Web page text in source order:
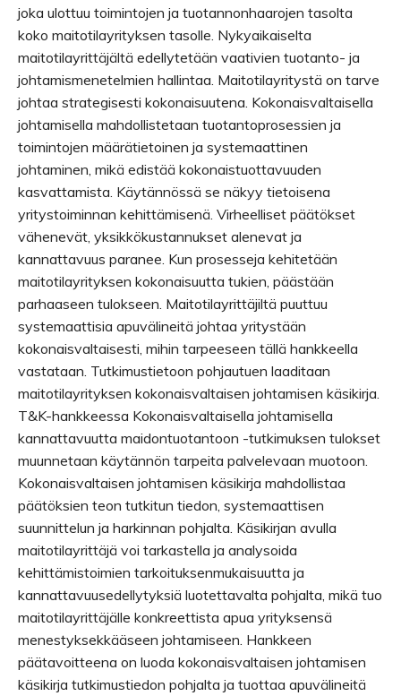
joka ulottuu toimintojen ja tuotannonhaarojen tasolta
koko maitotilayrityksen tasolle. Nykyaikaiselta
maitotilayrittäjältä edellytetään vaativien tuotanto- ja
johtamismenetelmien hallintaa. Maitotilayritystä on tarve
johtaa strategisesti kokonaisuutena. Kokonaisvaltaisella
johtamisella mahdollistetaan tuotantoprosessien ja
toimintojen määrätietoinen ja systemaattinen
johtaminen, mikä edistää kokonaistuottavuuden
kasvattamista. Käytännössä se näkyy tietoisena
yritystoiminnan kehittämisenä. Virheelliset päätökset
vähenevät, yksikkökustannukset alenevat ja
kannattavuus paranee. Kun prosesseja kehitetään
maitotilayrityksen kokonaisuutta tukien, päästään
parhaaseen tulokseen. Maitotilayrittäjiltä puuttuu
systemaattisia apuvälineitä johtaa yritystään
kokonaisvaltaisesti, mihin tarpeeseen tällä hankkeella
vastataan. Tutkimustietoon pohjautuen laaditaan
maitotilayrityksen kokonaisvaltaisen johtamisen käsikirja.
T&K-hankkeessa Kokonaisvaltaisella johtamisella
kannattavuutta maidontuotantoon -tutkimuksen tulokset
muunnetaan käytännön tarpeita palvelevaan muotoon.
Kokonaisvaltaisen johtamisen käsikirja mahdollistaa
päätöksien teon tutkitun tiedon, systemaattisen
suunnittelun ja harkinnan pohjalta. Käsikirjan avulla
maitotilayrittäjä voi tarkastella ja analysoida
kehittämistoimien tarkoituksenmukaisuutta ja
kannattavuusedellytyksiä luotettavalta pohjalta, mikä tuo
maitotilayrittäjälle konkreettista apua yrityksensä
menestyksekkääseen johtamiseen. Hankkeen
päätavoitteena on luoda kokonaisvaltaisen johtamisen
käsikirja tutkimustiedon pohjalta ja tuottaa apuvälineitä